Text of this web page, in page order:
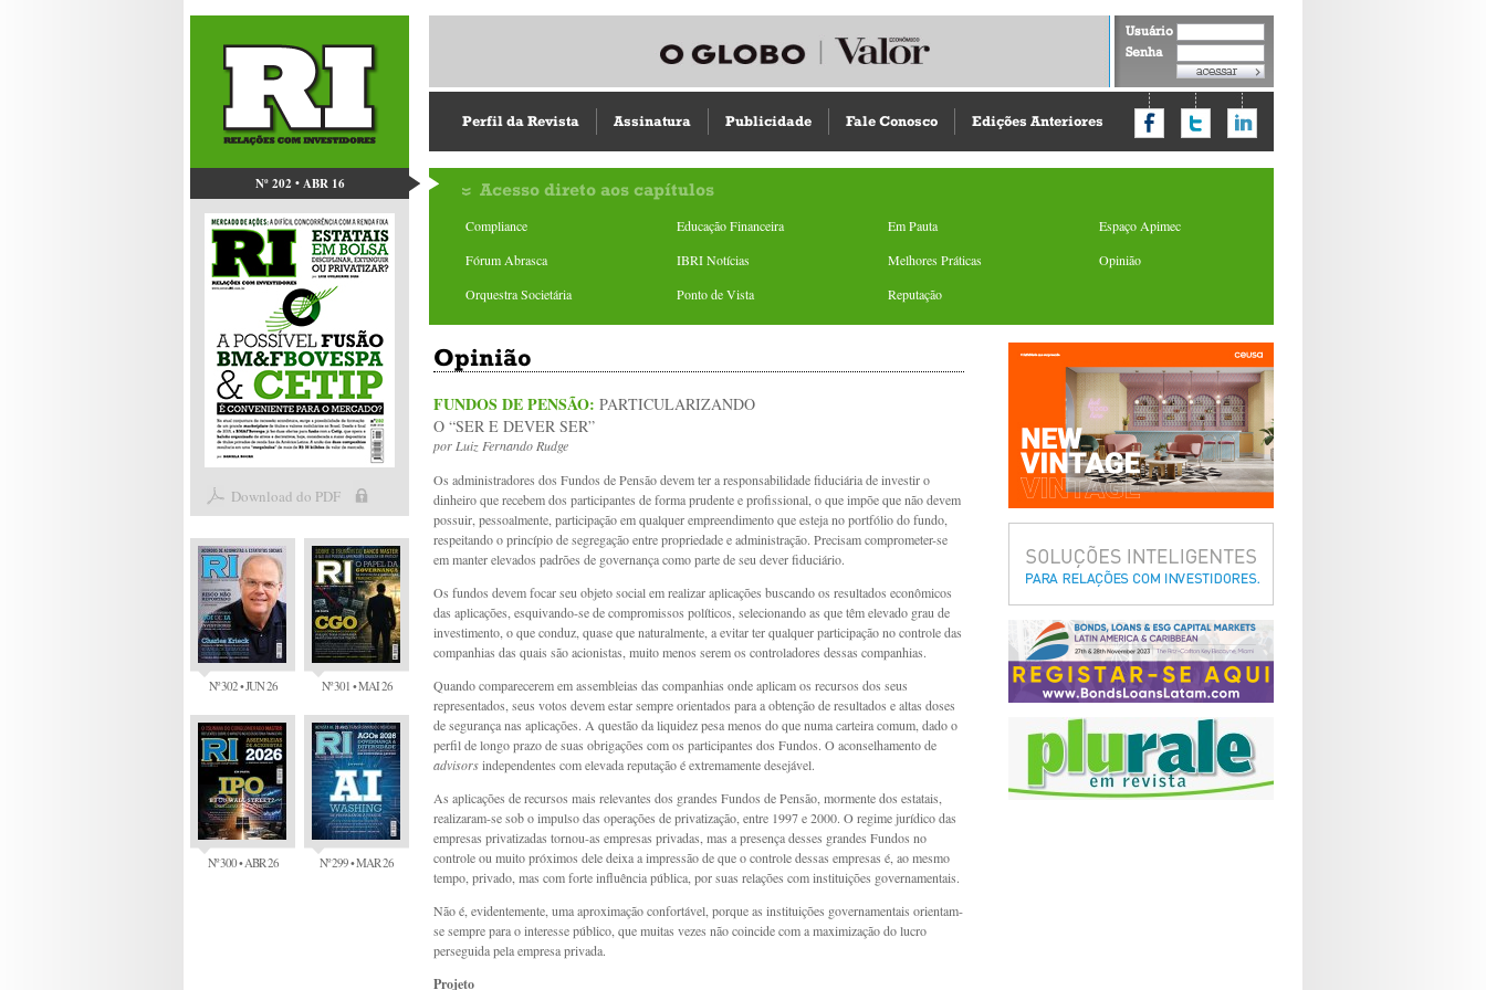
Nº 202 • ABR 16
Download do PDF
Nº 302 • JUN 26 Nº 301 • MAI 26
Nº 300 • ABR 26 Nº 299 • MAR 26
Usuário
Senha
Perfil da Revista Assinatura Publicidade Fale Conosco Edições Anteriores
Acesso direto aos capítulos
Compliance Educação Financeira Em Pauta
Espaço Apimec
Fórum Abrasca
IBRI Notícias Melhores Práticas
Opinião
Orquestra Societária
Ponto de Vista Reputação
Opinião
FUNDOS DE PENSÃO: PARTICULARIZANDO
O “SER E DEVER SER”
porLuiz Fernando Rudge
Os administradores dos Fundos de Pensão devem ter a responsabilidade fiduciária de investir o
dinheiro que recebem dos participantes de forma prudente e profissional, o que impõe que não devem
possuir, pessoalmente, participação em qualquer empreendimento que esteja no portfólio do fundo,
respeitando o princípio de segregação entre propriedade e administração. Precisam comprometer-se
em manter elevados padrões de governança como parte de seu dever fiduciário.
Os fundos devem focar seu objeto social em realizar aplicações buscando os resultados econômicos
das aplicações, esquivando-se de compromissos políticos, selecionando as que têm elevado grau de
investimento, o que conduz, quase que naturalmente, a evitar ter qualquer participação no controle das
companhias das quais são acionistas, muito menos serem os controladores dessas companhias.
Quando comparecerem em assembleias das companhias onde aplicam os recursos dos seus
representados, seus votos devem estar sempre orientados para a obtenção de resultados e altas doses
de segurança nas aplicações. A questão da liquidez pesa menos do que numa carteira comum, dado o
perfil de longo prazo de suas obrigações com os participantes dos Fundos. O aconselhamento de
advisorsindependentes com elevada reputação é extremamente desejável.
As aplicações de recursos mais relevantes dos grandes Fundos de Pensão, mormente dos estatais,
realizaram-se sob o impulso das operações de privatização, entre 1997 e 2000. O regime jurídico das
empresas privatizadas tornou-as empresas privadas, mas a presença desses grandes Fundos no
controle ou muito próximos dele deixa a impressão de que o controle dessas empresas é, ao mesmo
tempo, privado, mas com forte influência pública, por suas relações com instituições governamentais.
Não é, evidentemente, uma aproximação confortável, porque as instituições governamentais orientam-
se sempre para o interesse público, que muitas vezes não coincide com a maximização do lucro
perseguida pela empresa privada.
Projeto